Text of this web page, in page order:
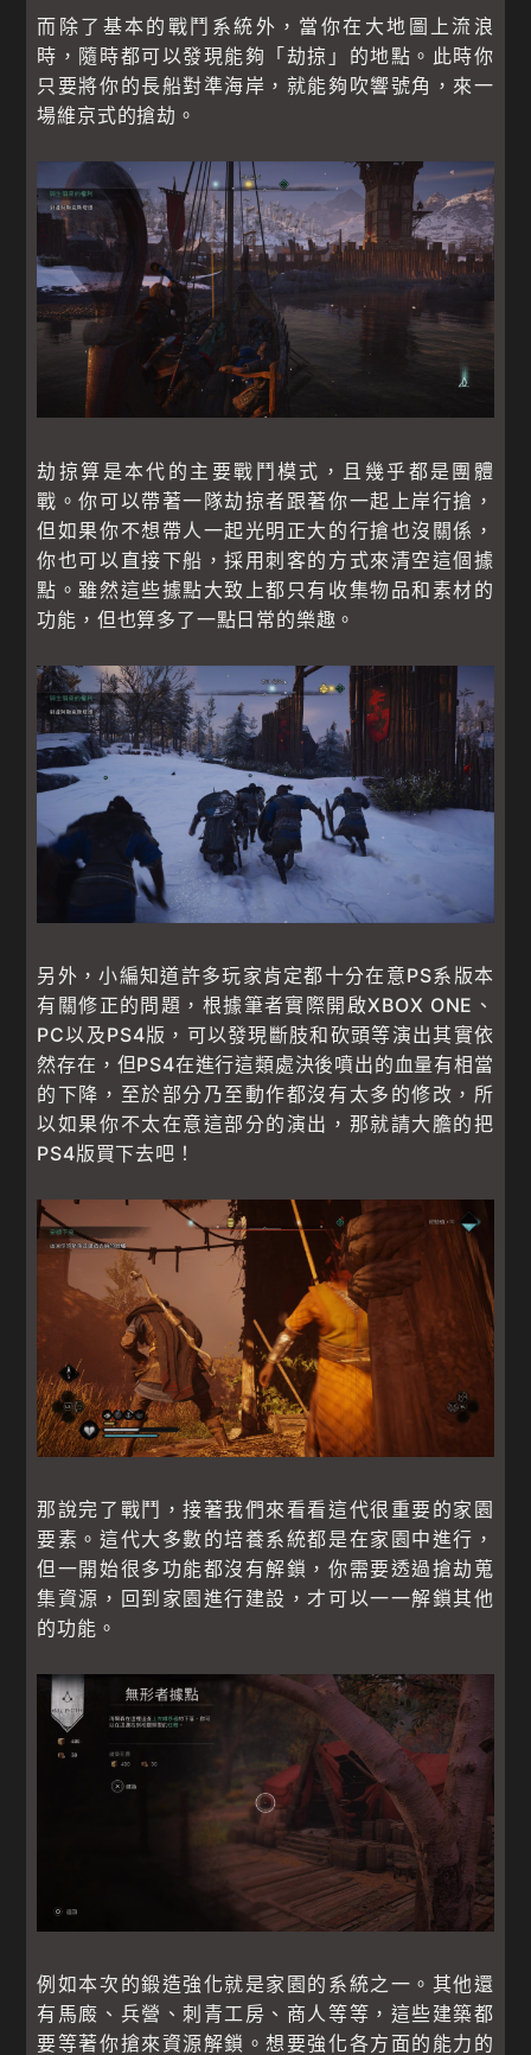
而除了基本的戰鬥系統外，當你在大地圖上流浪
時，隨時都可以發現能夠「劫掠」的地點。此時你
只要將你的長船對準海岸，就能夠吹響號角，來一
場維京式的搶劫。
劫掠算是本代的主要戰鬥模式，且幾乎都是團體
戰。你可以帶著一隊劫掠者跟著你一起上岸行搶，
但如果你不想帶人一起光明正大的行搶也沒關係，
你也可以直接下船，採用刺客的方式來清空這個據
點。雖然這些據點大致上都只有收集物品和素材的
功能，但也算多了一點日常的樂趣。
另外，小編知道許多玩家肯定都十分在意PS系版本
有關修正的問題，根據筆者實際開啟XBOX ONE、
PC以及PS4版，可以發現斷肢和砍頭等演出其實依
然存在，但PS4在進行這類處決後噴出的血量有相當
的下降，至於部分乃至動作都沒有太多的修改，所
以如果你不太在意這部分的演出，那就請大膽的把
PS4版買下去吧！
那說完了戰鬥，接著我們來看看這代很重要的家園
要素。這代大多數的培養系統都是在家園中進行，
但一開始很多功能都沒有解鎖，你需要透過搶劫蒐
集資源，回到家園進行建設，才可以一一解鎖其他
的功能。
例如本次的鍛造強化就是家園的系統之一。其他還
有馬廄、兵營、刺青工房、商人等等，這些建築都
要等著你搶來資源解鎖。想要強化各方面的能力的